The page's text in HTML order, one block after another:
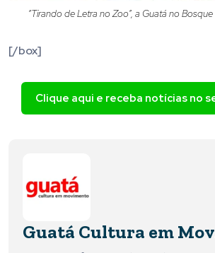
“Tirando de Letra no Zoo”, a Guatá no
[/box]
Clique aqui e receba notícias no
Guatá Cultura em